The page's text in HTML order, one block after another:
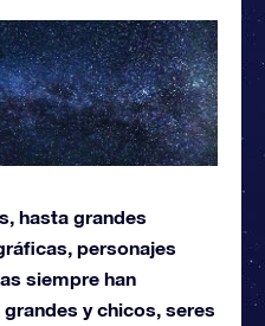
hasta grandes
personajes
siempre han
y chicos, seres